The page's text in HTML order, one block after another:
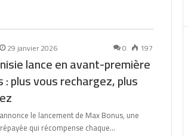
29 janvier 2026 0 197
lance en avant-première
: plus vous rechargez, plus
le lancement de Max Bonus, une
qui récompense chaque…